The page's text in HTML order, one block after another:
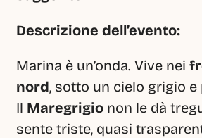
Descrizione dell’evento:
Marina è un’onda. Vive nei
nord, sotto un cielo grigio
Il Maregrigio non le dà
sente triste, quasi